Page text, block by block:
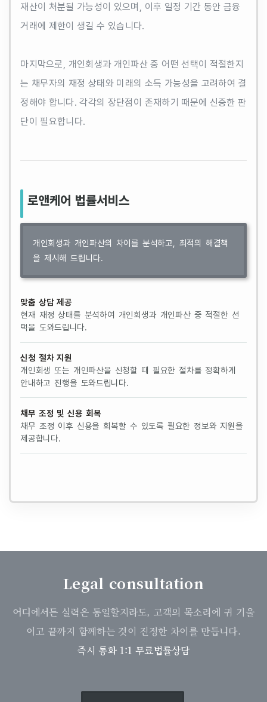
재산이 처분될 가능성이 있으며, 이후 일정 기간 동안 금융
거래에 제한이 생길 수 있습니다.
마지막으로, 개인회생과 개인파산 중 어떤 선택이 적절한지
는 채무자의 재정 상태와 미래의 소득 가능성을 고려하여 결
정해야 합니다. 각각의 장단점이 존재하기 때문에 신중한 판
단이 필요합니다.
로앤케어 법률서비스
개인회생과 개인파산의 차이를 분석하고, 최적의 해결책
을 제시해 드립니다.
맞춤 상담 제공
현재 재정 상태를 분석하여 개인회생과 개인파산 중 적절한 선
택을 도와드립니다.
신청 절차 지원
개인회생 또는 개인파산을 신청할 때 필요한 절차를 정확하게
안내하고 진행을 도와드립니다.
채무 조정 및 신용 회복
채무 조정 이후 신용을 회복할 수 있도록 필요한 정보와 지원을
제공합니다.
Legal consultation
어디에서든 실력은 동일할지라도, 고객의 목소리에 귀 기울
이고 끝까지 함께하는 것이 진정한 차이를 만듭니다.
즉시 통화 1:1 무료법률상담